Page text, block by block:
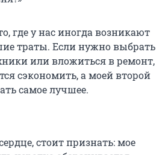
где у нас иногда возникают
траты. Если нужно выбрать
или вложиться в ремонт,
сэкономить, а моей второй
самое лучшее.
стоит признать: мое